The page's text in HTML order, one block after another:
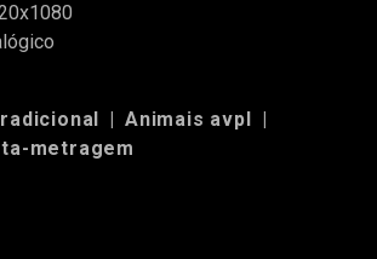
| Animais avpl |
metragem